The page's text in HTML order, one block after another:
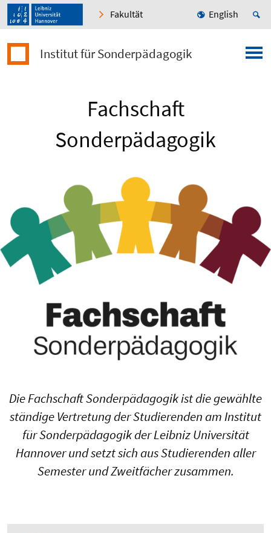
Fakultät English
Institut für Sonderpädagogik
Fachschaft
Sonderpädagogik
Die Fachschaft Sonderpädagogik ist die gewählte
ständige Vertretung der Studierenden am Institut
für Sonderpädagogik der Leibniz Universität
Hannover und setzt sich aus Studierenden aller
Semester und Zweitfächer zusammen.